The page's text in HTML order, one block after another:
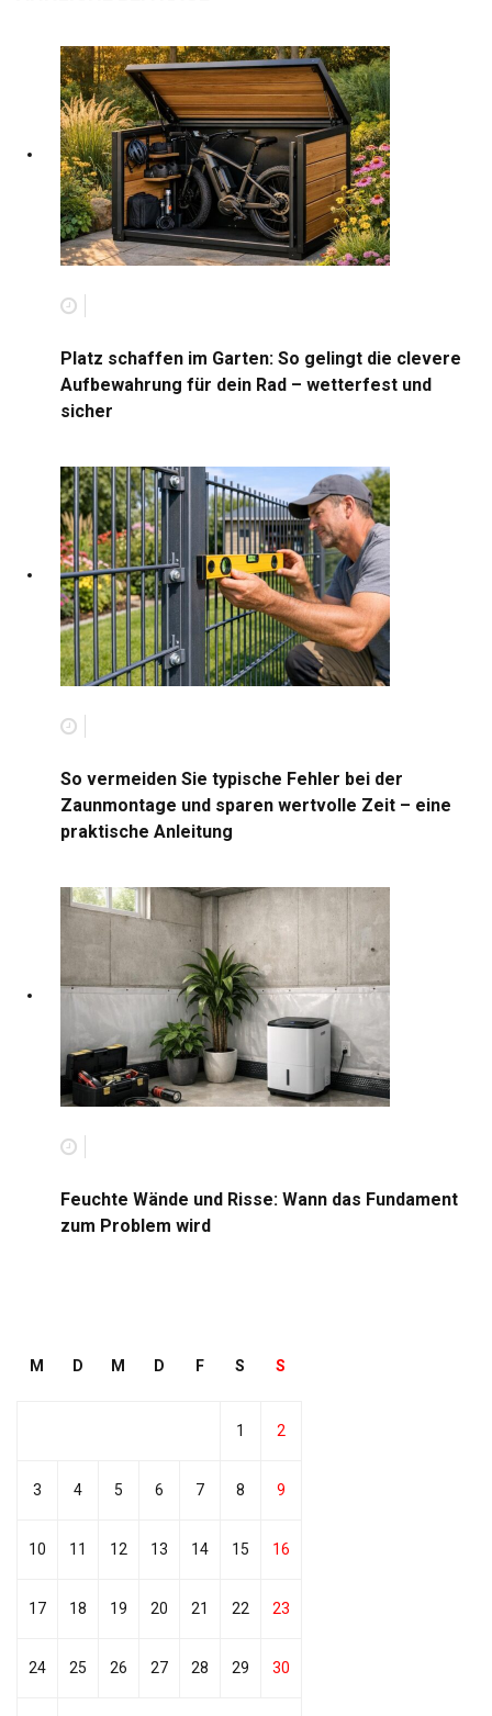
Platz schaffen im Garten: So gelingt die clevere
Aufbewahrung für dein Rad – wetterfest und
sicher
So vermeiden Sie typische Fehler bei der
Zaunmontage und sparen wertvolle Zeit – eine
praktische Anleitung
Feuchte Wände und Risse: Wann das Fundament
zum Problem wird
M D M D F S S
1 2
3 4 5 6 7 8 9
10 11 12 13 14 15 16
17 18 19 20 21 22 23
24 25 26 27 28 29 30